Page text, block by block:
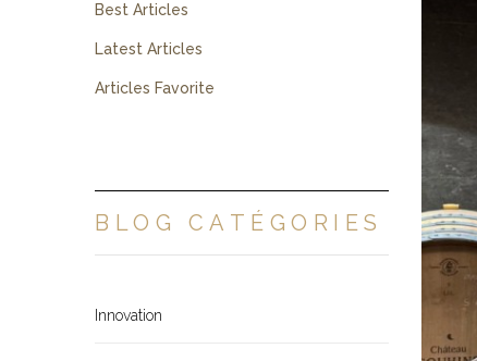
Best Articles
Latest Articles
Articles Favorite
BLOG CATÉGORIES
Innovation